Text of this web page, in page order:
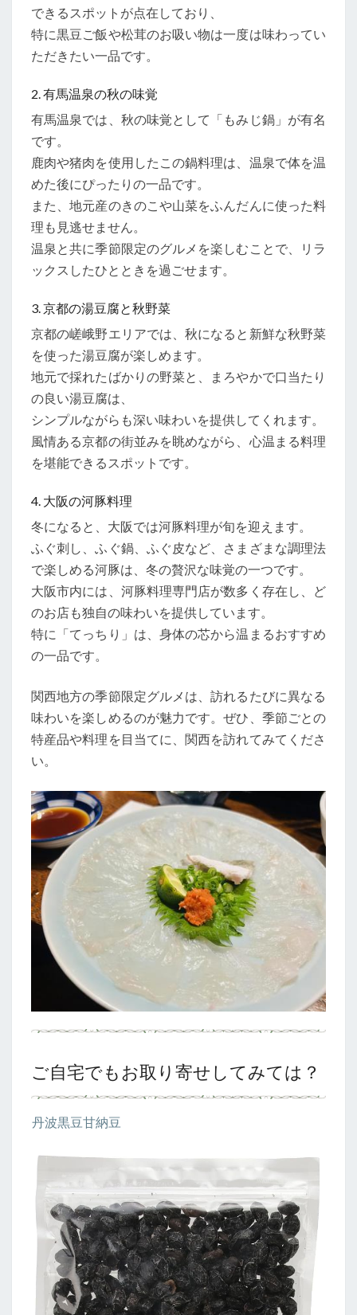
できるスポットが点在しており、
特に黒豆ご飯や松茸のお吸い物は一度は味わってい
ただきたい一品です。
2. 有馬温泉の秋の味覚
有馬温泉では、秋の味覚として「もみじ鍋」が有名
です。
鹿肉や猪肉を使用したこの鍋料理は、温泉で体を温
めた後にぴったりの一品です。
また、地元産のきのこや山菜をふんだんに使った料
理も見逃せません。
温泉と共に季節限定のグルメを楽しむことで、リラ
ックスしたひとときを過ごせます。
3. 京都の湯豆腐と秋野菜
京都の嵯峨野エリアでは、秋になると新鮮な秋野菜
を使った湯豆腐が楽しめます。
地元で採れたばかりの野菜と、まろやかで口当たり
の良い湯豆腐は、
シンプルながらも深い味わいを提供してくれます。
風情ある京都の街並みを眺めながら、心温まる料理
を堪能できるスポットです。
4. 大阪の河豚料理
冬になると、大阪では河豚料理が旬を迎えます。
ふぐ刺し、ふぐ鍋、ふぐ皮など、さまざまな調理法
で楽しめる河豚は、冬の贅沢な味覚の一つです。
大阪市内には、河豚料理専門店が数多く存在し、ど
のお店も独自の味わいを提供しています。
特に「てっちり」は、身体の芯から温まるおすすめ
の一品です。
関西地方の季節限定グルメは、訪れるたびに異なる
味わいを楽しめるのが魅力です。ぜひ、季節ごとの
特産品や料理を目当てに、関西を訪れてみてくださ
い。
ご自宅でもお取り寄せしてみては？
丹波黒豆甘納豆